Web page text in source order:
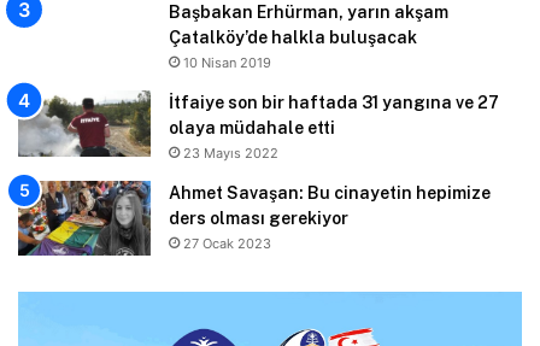
Başbakan Erhürman, yarın akşam
Çatalköy’de halkla buluşacak
10 Nisan 2019
İtfaiye son bir haftada 31 yangına ve 27
olaya müdahale etti
23 Mayıs 2022
Ahmet Savaşan: Bu cinayetin hepimize
ders olması gerekiyor
27 Ocak 2023